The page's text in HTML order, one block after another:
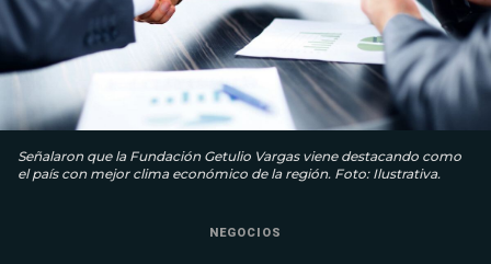
Señalaron que la Fundación Getulio Vargas viene destacando como
el país con mejor clima económico de la región. Foto: Ilustrativa.
NEGOCIOS